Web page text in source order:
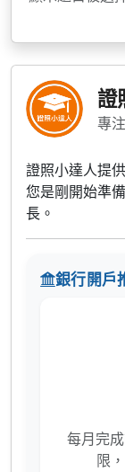
證
專
證照小達人提
您是剛開始準
長。
銀行開戶
每月完
限